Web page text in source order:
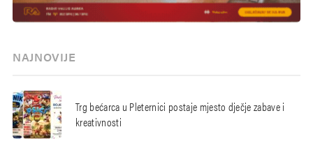
NAJNOVIJE
Trg bećarca u Pleternici postaje mjesto dječje zabave i
kreativnosti